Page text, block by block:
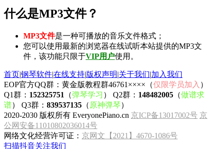
什么是MP3文件？
MP3文件是一种可播放的音乐文件格式；
您可以使用最新的浏览器在线试听本站提供的MP3文
件，该功能只限于VIP用户使用。
首页|钢琴软件|在线支持|版权声明|关于我们|加入我们
EOP官方QQ群：黄金版教程群46761××××（仅限学员加入 ）
Q1群： 152325751 （弹琴学习 ） Q2群： 148482005 （做谱求
谱） Q3群： 839537135 （ 原神弹琴）
2020-2030 版权所有 EveryonePiano.cn 京ICP备13017002号 京
公网安备11010802036014号
网络文化经营许可证： 京网文【2021】4670-1086号
扫描抖音关注我们